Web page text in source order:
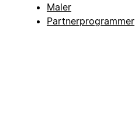
Maler
Partnerprogrammer